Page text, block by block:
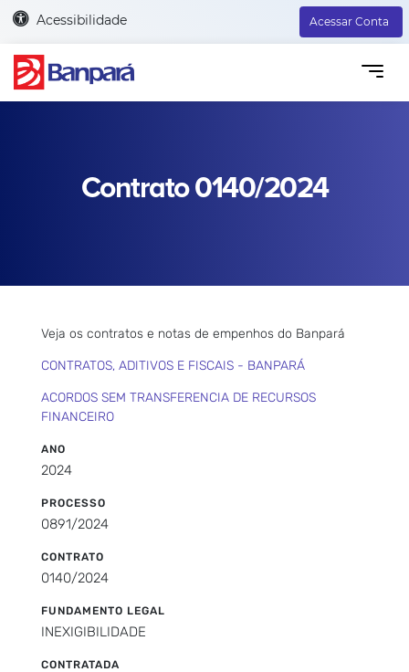
Acessibilidade Acessar Conta
Contrato 0140/2024
Veja os contratos e notas de empenhos do Banpará
CONTRATOS, ADITIVOS E FISCAIS - BANPARÁ
ACORDOS SEM TRANSFERENCIA DE RECURSOS
FINANCEIRO
ANO
2024
PROCESSO
0891/2024
CONTRATO
0140/2024
FUNDAMENTO LEGAL
INEXIGIBILIDADE
CONTRATADA